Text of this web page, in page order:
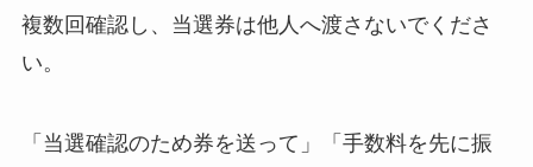
複数回確認し、当選券は他人へ渡さないでくださ
い。
「当選確認のため券を送って」「手数料を先に振